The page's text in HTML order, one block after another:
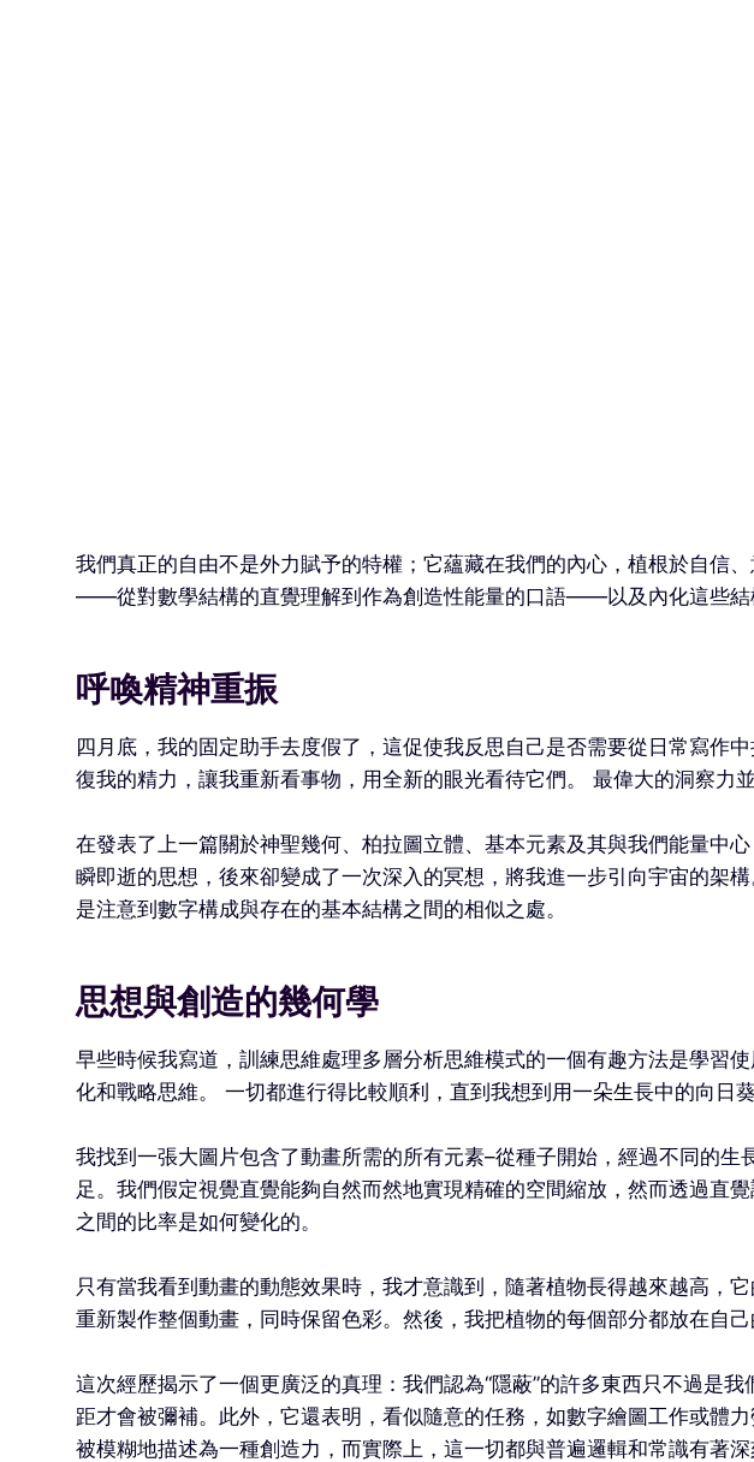
我們真正的自由不是外力賦予的特權；它蘊藏在我們的內心，植根於自信
——從對數學結構的直覺理解到作為創造性能量的口語——以及內化這些結
呼喚精神重振
四月底，我的固定助手去度假了，這促使我反思自己是否需要從日常寫作
復我的精力，讓我重新看事物，用全新的眼光看待它們。 最偉大的洞察力
在發表了上一篇關於神聖幾何、柏拉圖立體、基本元素及其與我們能量中
瞬即逝的思想，後來卻變成了一次深入的冥想，將我進一步引向宇宙的架
是注意到數字構成與存在的基本結構之間的相似之處。
思想與創造的幾何學
早些時候我寫道，訓練思維處理多層分析思維模式的一個有趣方法是學習
化和戰略思維。 一切都進行得比較順利，直到我想到用一朵生長中的向日
我找到一張大圖片包含了動畫所需的所有元素–從種子開始，經過不同的
足。我們假定視覺直覺能夠自然而然地實現精確的空間縮放，然而透過直
之間的比率是如何變化的。
只有當我看到動畫的動態效果時，我才意識到，隨著植物長得越來越高，
重新製作整個動畫，同時保留色彩。然後，我把植物的每個部分都放在自
這次經歷揭示了一個更廣泛的真理：我們認為“隱蔽”的許多東西只不過是
距才會被彌補。此外，它還表明，看似隨意的任務，如數字繪圖工作或體
被模糊地描述為一種創造力，而實際上，這一切都與普遍邏輯和常識有著